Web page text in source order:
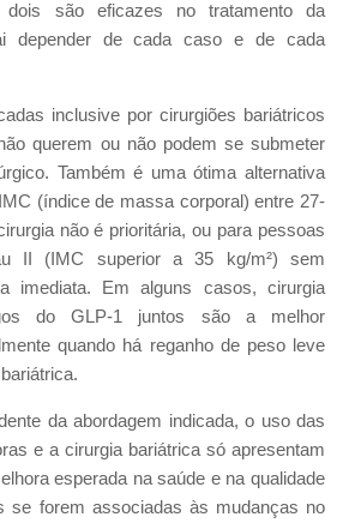
são eficazes no tratamento da
depender de cada caso e de cada
inclusive por cirurgiões bariátricos
querem ou não podem se submeter
Também é uma ótima alternativa
(índice de massa corporal) entre 27-
não é prioritária, ou para pessoas
II (IMC superior a 35 kg/m²) sem
imediata. Em alguns casos, cirurgia
do GLP-1 juntos são a melhor
quando há reganho de peso leve
da abordagem indicada, o uso das
e a cirurgia bariátrica só apresentam
esperada na saúde e na qualidade
se forem associadas às mudanças no